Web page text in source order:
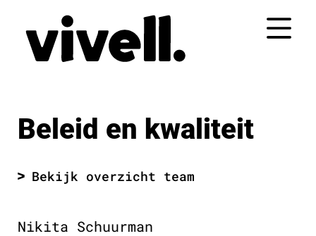
inhoud
springen
Beleid en kwaliteit
Bekijk overzicht team
Nikita Schuurman